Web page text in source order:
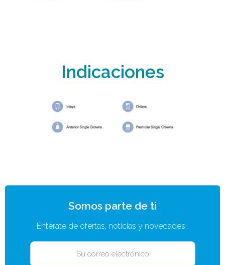
Indicaciones
Somos parte de ti
Entérate de ofertas, noticias y novedades .